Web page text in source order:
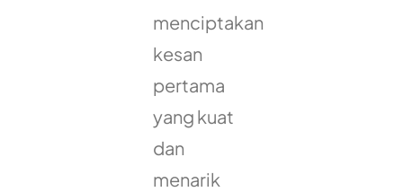
menciptakan
kesan
pertama
yang kuat
dan
menarik